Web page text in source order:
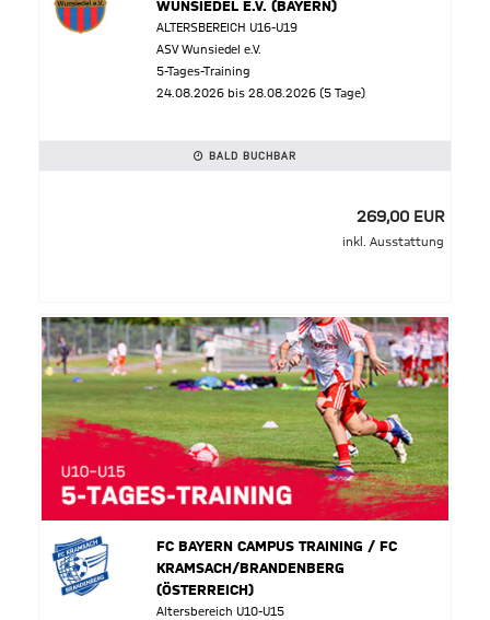
WUNSIEDEL E.V. (BAYERN)
ALTERSBEREICH U16-U19
ASV Wunsiedel e.V.
5-Tages-Training
24.08.2026 bis 28.08.2026 (5 Tage)
BALD BUCHBAR
269,00 EUR
inkl. Ausstattung
FC BAYERN CAMPUS TRAINING / FC
KRAMSACH/BRANDENBERG
(ÖSTERREICH)
Altersbereich U10-U15